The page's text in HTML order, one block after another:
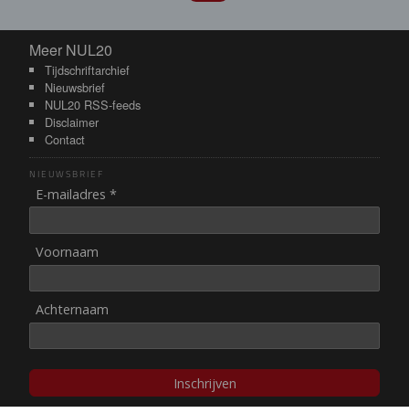
Meer NUL20
Meer NUL20
Tijdschriftarchief
Nieuwsbrief
NUL20 RSS-feeds
Disclaimer
Contact
NIEUWSBRIEF
E-mailadres *
Voornaam
Achternaam
Inschrijven